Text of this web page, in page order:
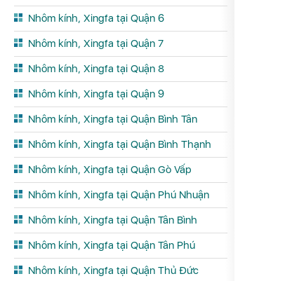
Nhôm kính, Xingfa tại Quận 6
Nhôm kính, Xingfa tại Quận 7
Nhôm kính, Xingfa tại Quận 8
Nhôm kính, Xingfa tại Quận 9
Nhôm kính, Xingfa tại Quận Bình Tân
Nhôm kính, Xingfa tại Quận Bình Thạnh
Nhôm kính, Xingfa tại Quận Gò Vấp
Nhôm kính, Xingfa tại Quận Phú Nhuận
Nhôm kính, Xingfa tại Quận Tân Bình
Nhôm kính, Xingfa tại Quận Tân Phú
Nhôm kính, Xingfa tại Quận Thủ Đức